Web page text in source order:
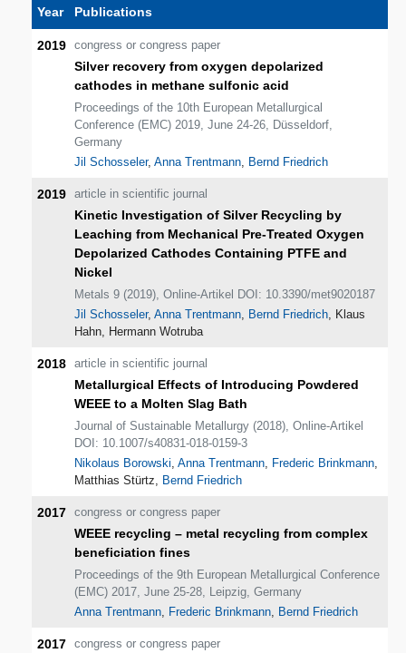
Year Publications
2019 congress or congress paper
Silver recovery from oxygen depolarized
cathodes in methane sulfonic acid
Proceedings of the 10th European Metallurgical
Conference (EMC) 2019, June 24-26, Düsseldorf,
Germany
Jil Schosseler,Anna Trentmann, Bernd Friedrich
2019 article in scientific journal
Kinetic Investigation of Silver Recycling by
Leaching from Mechanical Pre-Treated Oxygen
Depolarized Cathodes Containing PTFE and
Nickel
Metals 9 (2019), Online-Artikel DOI: 10.3390/met9020187
Jil Schosseler,Anna Trentmann, Bernd Friedrich, Klaus
Hahn, Hermann Wotruba
2018 article in scientific journal
Metallurgical Effects of Introducing Powdered
WEEE to a Molten Slag Bath
Journal of Sustainable Metallurgy (2018), Online-Artikel
DOI: 10.1007/s40831-018-0159-3
Nikolaus Borowski,Anna Trentmann, Frederic Brinkmann,
Matthias Stürtz, Bernd Friedrich
2017 congress or congress paper
WEEE recycling – metal recycling from complex
beneficiation fines
Proceedings of the 9th European Metallurgical Conference
(EMC) 2017, June 25-28, Leipzig, Germany
Anna Trentmann, Frederic Brinkmann, Bernd Friedrich
2017 congress or congress paper